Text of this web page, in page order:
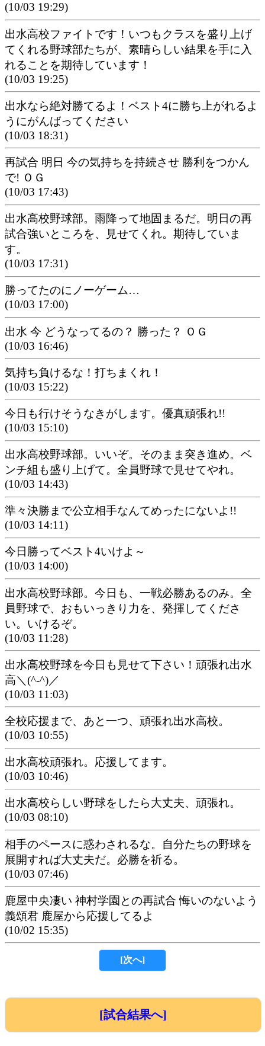
(10/03 19:29)
出水高校ファイトです！いつもクラスを盛り上げ
てくれる野球部たちが、素晴らしい結果を手に入
れることを期待しています！
(10/03 19:25)
出水なら絶対勝てるよ！ベスト4に勝ち上がれるよ
うにがんばってください
(10/03 18:31)
再試合 明日 今の気持ちを持続させ 勝利をつかん
で! ＯＧ
(10/03 17:43)
出水高校野球部。雨降って地固まるだ。明日の再
試合強いところを、見せてくれ。期待していま
す。
(10/03 17:31)
勝ってたのにノーゲーム…
(10/03 17:00)
出水 今 どうなってるの？ 勝った？ ＯＧ
(10/03 16:46)
気持ち負けるな！打ちまくれ！
(10/03 15:22)
今日も行けそうなきがします。優真頑張れ!!
(10/03 15:10)
出水高校野球部。いいぞ。そのまま突き進め。ベ
ンチ組も盛り上げて。全員野球で見せてやれ。
(10/03 14:43)
準々決勝まで公立相手なんてめったにないよ!!
(10/03 14:11)
今日勝ってベスト4いけよ～
(10/03 14:00)
出水高校野球部。今日も、一戦必勝あるのみ。全
員野球で、おもいっきり力を、発揮してくださ
い。いけるぞ。
(10/03 11:28)
出水高校野球を今日も見せて下さい！頑張れ出水
高＼(^-^)／
(10/03 11:03)
全校応援まで、あと一つ、頑張れ出水高校。
(10/03 10:55)
出水高校頑張れ。応援してます。
(10/03 10:46)
出水高校らしい野球をしたら大丈夫、頑張れ。
(10/03 08:10)
相手のペースに惑わされるな。自分たちの野球を
展開すれば大丈夫だ。必勝を祈る。
(10/03 07:46)
鹿屋中央凄い 神村学園との再試合 悔いのないよう
義頌君 鹿屋から応援してるよ
(10/02 15:35)
[次へ]
[試合結果へ]